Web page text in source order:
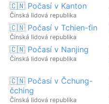
🇨🇳 Počasí v Kanton
Čínská lidová republika
🇨🇳 Počasí v Tchien-ťin
Čínská lidová republika
🇨🇳 Počasí v Nanjing
Čínská lidová republika
🇨🇳 Počasí v Čchung-
čching
Čínská lidová republika